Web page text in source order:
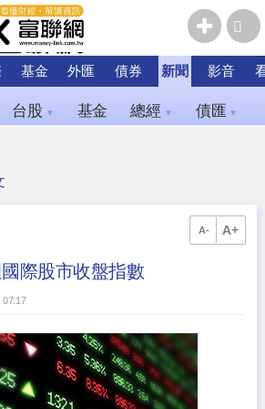
基金 外匯 債券 新聞 影音
台股 ▼ 基金 總經 ▼ 債匯 ▼
A- A+
際股市收盤指數
07:17